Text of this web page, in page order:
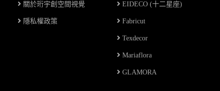
關於珩宇創空間視覺
隱私權政策
EIDECO (十二星座)
Fabricut
Texdecor
Mariaflora
GLAMORA